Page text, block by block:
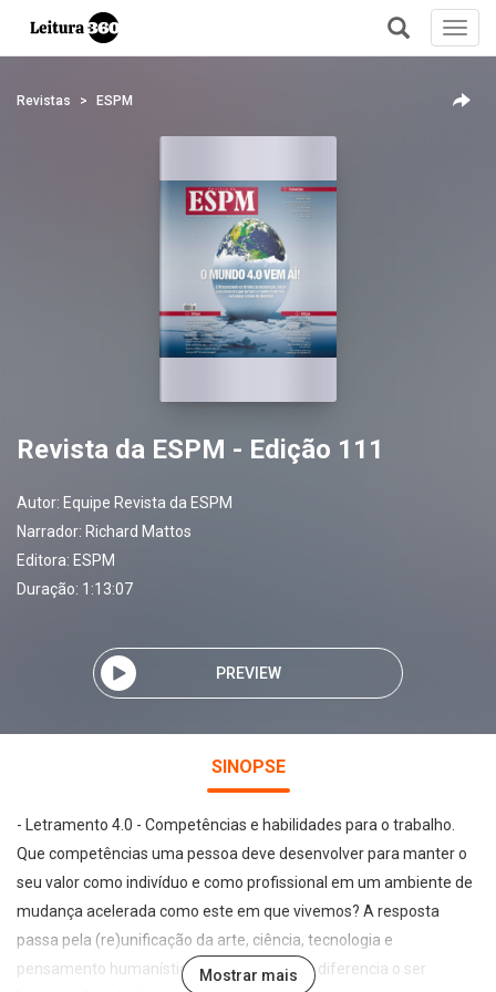
+
Revistas ESPM
Revista da ESPM - Edição 111
Autor: Equipe Revista da ESPM
Narrador: Richard Mattos
Editora: ESPM
Duração: 1:13:07
PREVIEW
SINOPSE
- Letramento 4.0 - Competências e habilidades para o trabalho.
Que competências uma pessoa deve desenvolver para manter o
seu valor como indivíduo e como profissional em um ambiente de
mudança acelerada como este em que vivemos? A resposta
passa pela (re)unificação da arte, ciência, tecnologia e
pensamento humanístico em um todo que diferencia o ser
Mostrar mais